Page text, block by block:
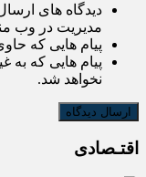
دیدگاه های
مدیریت در وب
پیام هایی که
پیام هایی که به
نخواهد شد.
اقتـصادی